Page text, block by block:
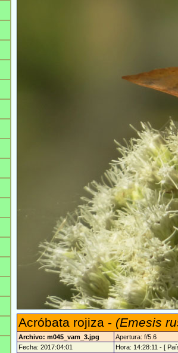
Acróbata rojiza - (Emesis
Archivo: m045_vam_3.jpg
Apertura: f/5.6
Fecha: 2017:04:01
Hora: 14:28:11 - [